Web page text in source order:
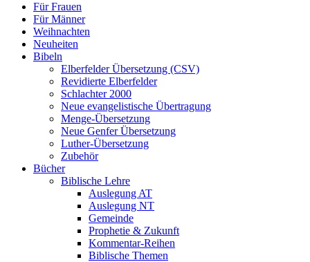
Für Frauen
Für Männer
Weihnachten
Neuheiten
Bibeln
Elberfelder Übersetzung (CSV)
Revidierte Elberfelder
Schlachter 2000
Neue evangelistische Übertragung
Menge-Übersetzung
Neue Genfer Übersetzung
Luther-Übersetzung
Zubehör
Bücher
Biblische Lehre
Auslegung AT
Auslegung NT
Gemeinde
Prophetie & Zukunft
Kommentar-Reihen
Biblische Themen